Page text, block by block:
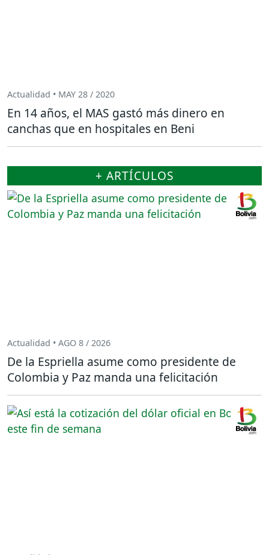
Actualidad • MAY 28 / 2020
En 14 años, el MAS gastó más dinero en
canchas que en hospitales en Beni
+ ARTÍCULOS
Actualidad • AGO 8 / 2026
De la Espriella asume como presidente de
Colombia y Paz manda una felicitación